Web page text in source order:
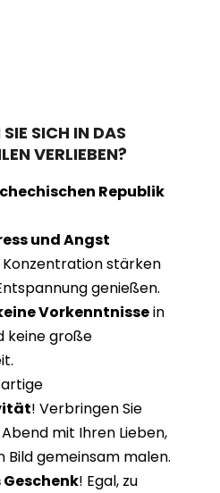
SICH IN DAS
VERLIEBEN?
Republik
und Angst
Konzentration stärken
genießen.
Vorkenntnissein
keine große
! Verbringen Sie
mit Ihren Lieben,
Bild gemeinsam malen.
! Egal, zu